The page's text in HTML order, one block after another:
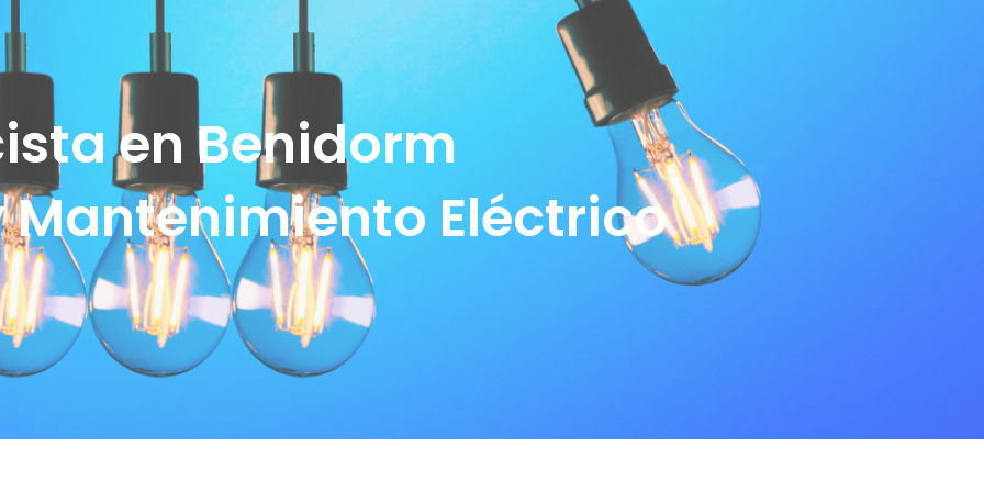
en Benidorm
Eléctrico